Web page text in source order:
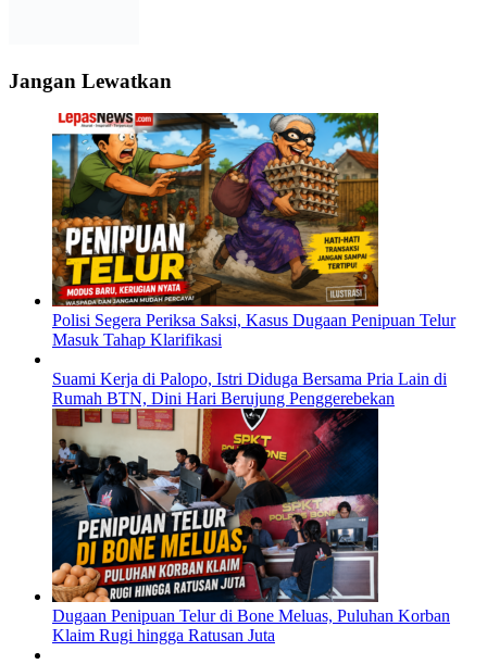
Jangan Lewatkan
Polisi Segera Periksa Saksi, Kasus Dugaan Penipuan Telur
Masuk Tahap Klarifikasi
Suami Kerja di Palopo, Istri Diduga Bersama Pria Lain di
Rumah BTN, Dini Hari Berujung Penggerebekan
Dugaan Penipuan Telur di Bone Meluas, Puluhan Korban
Klaim Rugi hingga Ratusan Juta